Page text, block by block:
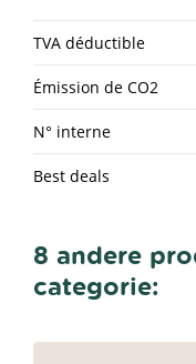
TVA déductible
Émission de CO2
N° interne
Best deals
8 andere
categorie: